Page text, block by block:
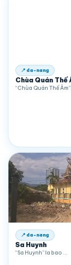
📍 da-nang
Chùa Quán Thế
“Chùa Quán Thế
📍 da-nang
Sa Huynh
“Sa Huynh” la bao …